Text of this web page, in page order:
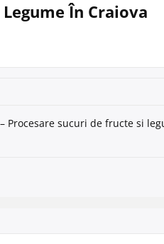
În Craiova
Procesare sucuri de fructe si